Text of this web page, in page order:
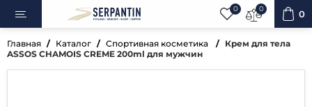
0 0 0
Главная Каталог Спортивная косметика
Крем для тела
ASSOS CHAMOIS CREME 200ml для мужчин